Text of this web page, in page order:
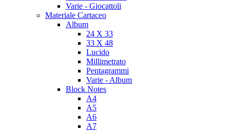
Varie - Giocattoli
Materiale Cartaceo
Album
24 X 33
33 X 48
Lucido
Millimetrato
Pentagrammi
Varie - Album
Block Notes
A4
A5
A6
A7